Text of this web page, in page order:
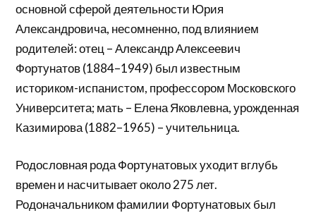
основной сферой деятельности Юрия
Александровича, несомненно, под влиянием
родителей: отец – Александр Алексеевич
Фортунатов (1884–1949) был известным
историком-испанистом, профессором Московского
Университета; мать – Елена Яковлевна, урожденная
Казимирова (1882–1965) – учительница.
Родословная рода Фортунатовых уходит вглубь
времен и насчитывает около 275 лет.
Родоначальником фамилии Фортунатовых был